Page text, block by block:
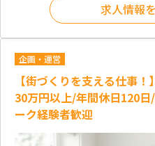
求人情報
企画・運営
【街づくりを支える仕事
30万円以上/年間休日120
ーク経験者歓迎